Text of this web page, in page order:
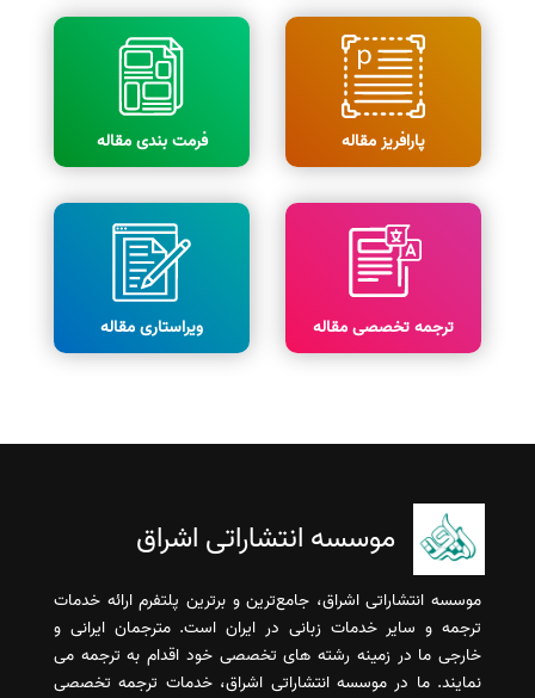
پارافریز مقاله فرمت بندی مقاله
ترجمه تخصصی مقاله ویراستاری مقاله
موسسه انتشاراتی اشراق
موسسه انتشاراتی اشراق، جامع‌ترین و برترین پلتفرم ارائه خدمات
ترجمه و سایر خدمات زبانی در ایران است. مترجمان ایرانی و
خارجی ما در زمینه رشته های تخصصی خود اقدام به ترجمه می
نمایند. ما در موسسه انتشاراتی اشراق، خدمات ترجمه تخصصی